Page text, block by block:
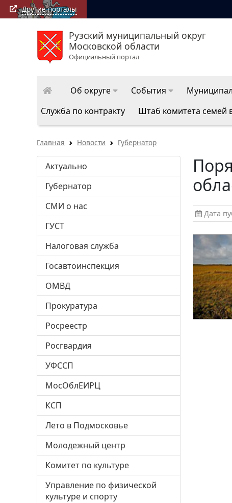
Другие порталы
Рузский муниципальный округ
Московской области
Официальный портал
Об округе События
Служба по контракту
Штаб комитета семей
Главная Новости Губернатор
Актуально
Губернатор
СМИ о нас
ГУСТ
Налоговая служба
Госавтоинспекция
ОМВД
Прокуратура
Росреестр
Росгвардия
УФССП
МосОблЕИРЦ
КСП
Лето в Подмосковье
Молодежный центр
Комитет по культуре
Управление по физической
культуре и спорту
Дата